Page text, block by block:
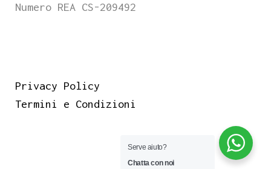
Numero REA CS-209492
Privacy Policy
Termini e Condizioni
Serve aiuto?
Chatta con noi